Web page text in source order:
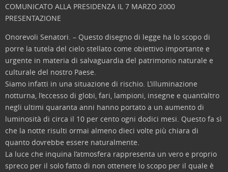
COMUNICATO ALLA PRESIDENZA IL 7 MARZO 2000
PRESENTAZIONE
Onorevoli Senatori. – Questo disegno di legge ha lo scopo di
porre la tutela del cielo stellato come obiettivo importante e
urgente in materia di salvaguardia del patrimonio naturale e
culturale del nostro Paese.
Siamo infatti in una situazione di rischio. L’illuminazione
notturna, l’eccesso di globi, fari, lampioni, insegne e quant’altro
negli ultimi quaranta anni hanno portato a un aumento di
luminosità di circa il 10 per cento ogni dodici mesi. Questo fa sì
che la notte risulti ormai almeno dieci volte più chiara di
quanto dovrebbe essere naturalmente.
La luce che inquina l’atmosfera rappresenta un vero e proprio
spreco per il solo fatto di non ottenere lo scopo per il quale è